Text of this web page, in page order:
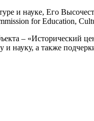
и науке, Его
for Education,
– «Исторический
науку, а также